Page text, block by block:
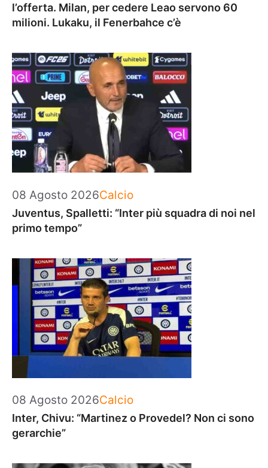
l’offerta. Milan, per cedere Leao servono 60
milioni. Lukaku, il Fenerbahce c’è
08 Agosto 2026Categorie
Calcio
Juventus, Spalletti: “Inter più squadra di noi nel
primo tempo”
08 Agosto 2026Categorie
Calcio
Inter, Chivu: “Martinez o Provedel? Non ci sono
gerarchie”